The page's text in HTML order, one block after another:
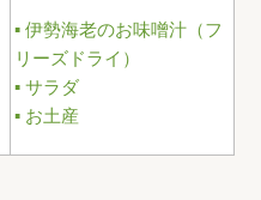
伊勢海老のお味噌汁（フ
リーズドライ）
サラダ
お土産